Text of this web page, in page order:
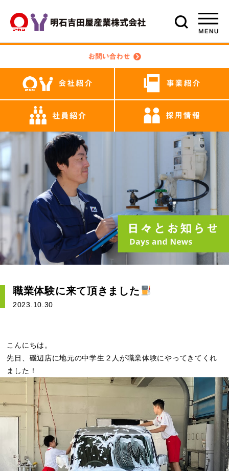
職業体験に来て頂きました
2023.10.30
こんにちは。
先日、磯辺店に地元の中学生２人が職業体験にやってきてくれ
ました！